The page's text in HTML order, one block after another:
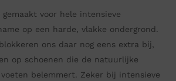
voor hele intensieve
op een harde, vlakke ondergrond.
ons daar nog eens extra bij,
op schoenen die de natuurlijke
voeten belemmert. Zeker bij intensieve